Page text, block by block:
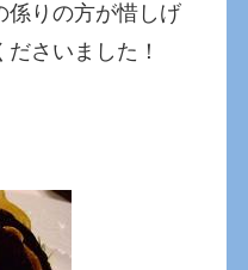
係りの方が惜しげ
さいました！